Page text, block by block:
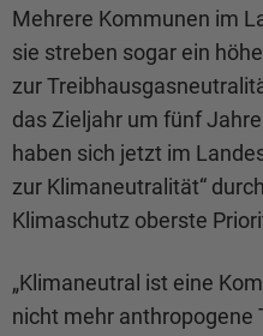
Mehrere Kommunen im
sie streben sogar ein
zur
das Zieljahr um fünf
haben sich jetzt im
zur Klimaneutralität“
Klimaschutz oberste
„Klimaneutral ist eine
nicht mehr anthropogene